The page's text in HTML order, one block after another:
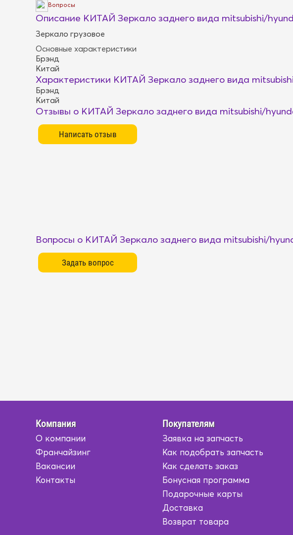
Вопросы
Описание КИТАЙ Зеркало заднего вида mitsubishi/
Зеркало грузовое
Основные характеристики
Брэнд
Китай
Характеристики КИТАЙ Зеркало заднего вида
Брэнд
Китай
Отзывы о КИТАЙ Зеркало заднего вида mitsubishi/
Вопросы о КИТАЙ Зеркало заднего вида mitsubishi/
Компания
О компании
Франчайзинг
Вакансии
Контакты
Покупателям
Заявка на запчасть
Как подобрать запчасть
Как сделать заказ
Бонусная программа
Подарочные карты
Доставка
Возврат товара